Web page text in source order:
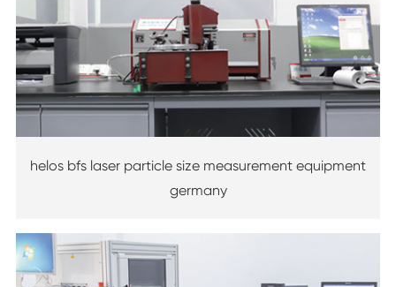
helos bfs laser particle size measurement equipment
germany